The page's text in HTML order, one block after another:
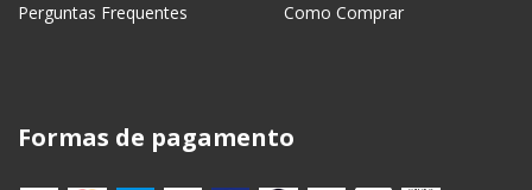
Perguntas Frequentes Como Comprar
Formas de pagamento